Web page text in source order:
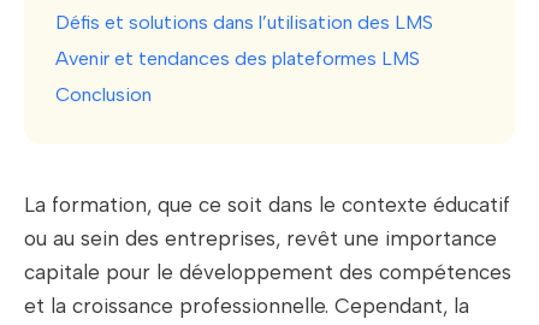
Défis et solutions dans l’utilisation des LMS
Avenir et tendances des plateformes LMS
Conclusion
La formation, que ce soit dans le contexte éducatif
ou au sein des entreprises, revêt une importance
capitale pour le développement des compétences
et la croissance professionnelle. Cependant, la